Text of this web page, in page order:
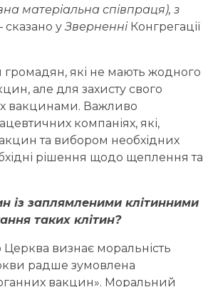
матеріальна співпраця), з
сказано уЗверненні Конгрегації
громадян, які не мають жодного
але для захисту свого
вакцинами. Важливо
компаніях, які,
та вибором необхідних
рішення щодо щеплення та
із заплямленими клітинними
таких клітин?
визнає моральність
радше зумовлена
вакцин». Моральний